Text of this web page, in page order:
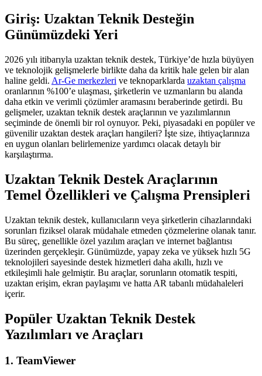
Giriş: Uzaktan Teknik Desteğin
Günümüzdeki Yeri
2026 yılı itibarıyla uzaktan teknik destek, Türkiye’de hızla büyüyen
ve teknolojik gelişmelerle birlikte daha da kritik hale gelen bir alan
haline geldi. Ar-Ge merkezleri ve teknoparklarda uzaktan çalışma
oranlarının %100’e ulaşması, şirketlerin ve uzmanların bu alanda
daha etkin ve verimli çözümler aramasını beraberinde getirdi. Bu
gelişmeler, uzaktan teknik destek araçlarının ve yazılımlarının
seçiminde de önemli bir rol oynuyor. Peki, piyasadaki en popüler ve
güvenilir uzaktan destek araçları hangileri? İşte size, ihtiyaçlarınıza
en uygun olanları belirlemenize yardımcı olacak detaylı bir
karşılaştırma.
Uzaktan Teknik Destek Araçlarının
Temel Özellikleri ve Çalışma Prensipleri
Uzaktan teknik destek, kullanıcıların veya şirketlerin cihazlarındaki
sorunları fiziksel olarak müdahale etmeden çözmelerine olanak tanır.
Bu süreç, genellikle özel yazılım araçları ve internet bağlantısı
üzerinden gerçekleşir. Günümüzde, yapay zeka ve yüksek hızlı 5G
teknolojileri sayesinde destek hizmetleri daha akıllı, hızlı ve
etkileşimli hale gelmiştir. Bu araçlar, sorunların otomatik tespiti,
uzaktan erişim, ekran paylaşımı ve hatta AR tabanlı müdahaleleri
içerir.
Popüler Uzaktan Teknik Destek
Yazılımları ve Araçları
1. TeamViewer